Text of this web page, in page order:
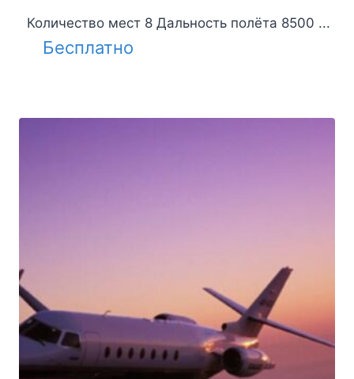
Количество мест 8 Дальность полёта 8500 ...
Бесплатно